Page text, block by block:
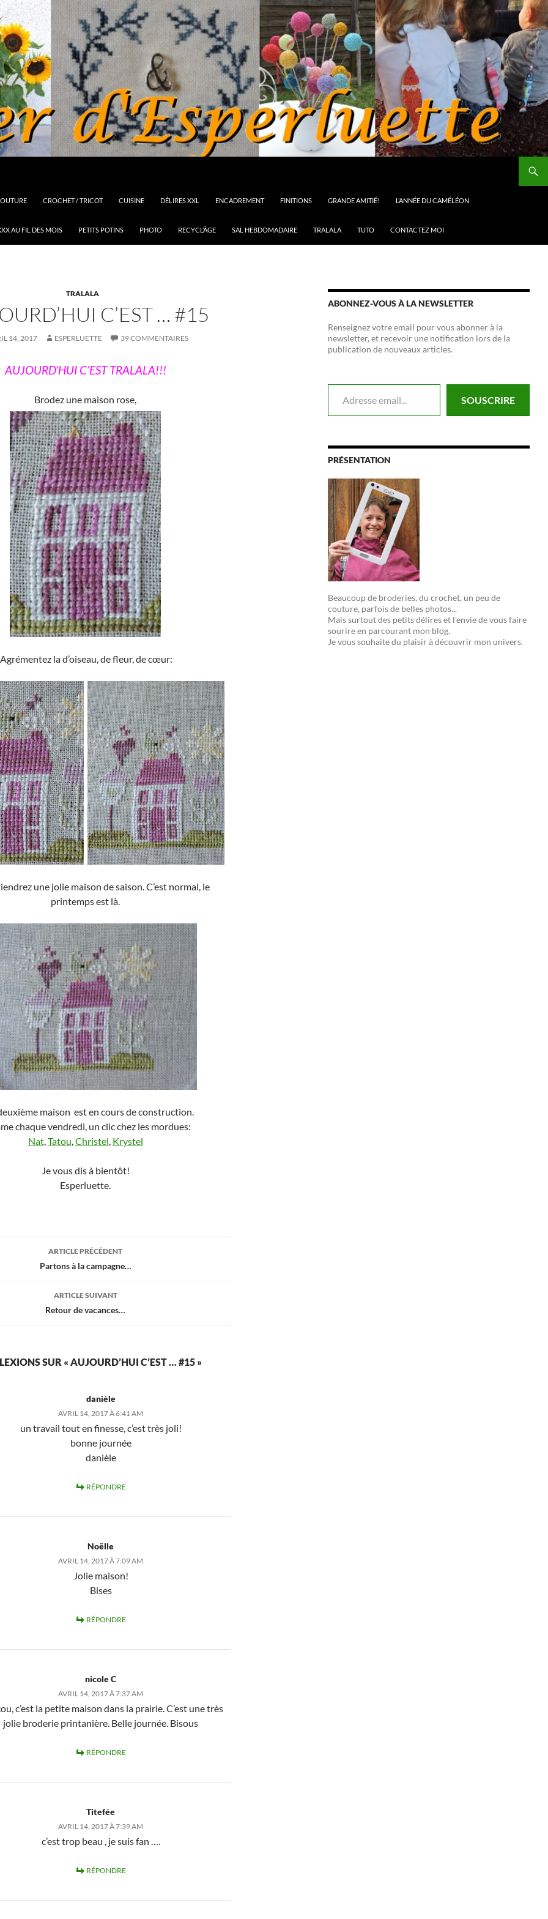
CROCHET / TRICOT CUISINE DÉLIRES XXL ENCADREMENT FINITIONS GRANDE AMITIÉ! L’ANNÉE DU CAMÉLÉON
AU FIL DES MOIS PETITS POTINS PHOTO RECYCL’ÂGE SAL HEBDOMADAIRE TRALALA TUTO CONTACTEZ MOI
TRALALA
C’EST … #15
14, 2017 ESPERLUETTE 39 COMMENTAIRES
AUJOURD’HUI C’EST TRALALA!!!
Brodez une maison rose,
Agrémentez la d’oiseau, de fleur, de cœur:
une jolie maison de saison. C’est normal, le
printemps est là.
maison est en cours de construction.
chaque vendredi, un clic chez les mordues:
Nat,Tatou,Christel, Krystel
Je vous dis à bientôt!
Esperluette.
ARTICLE PRÉCÉDENT
Partons à la campagne…
ARTICLE SUIVANT
Retour de vacances…
SUR « AUJOURD’HUI C’EST … #15 »
danièle
AVRIL 14, 2017 À 6:41 AM
un travail tout en finesse, c’est très joli!
bonne journée
danièle
RÉPONDRE
Noëlle
AVRIL 14, 2017 À 7:09 AM
Jolie maison!
Bises
RÉPONDRE
nicole C
AVRIL 14, 2017 À 7:37 AM
c’est la petite maison dans la prairie. C’est une très
jolie broderie printanière. Belle journée. Bisous
RÉPONDRE
Titefée
AVRIL 14, 2017 À 7:39 AM
c’est trop beau , je suis fan ….
RÉPONDRE
ABONNEZ-VOUS À LA NEWSLETTER
Renseignez votre email pour vous abonner à la
newsletter, et recevoir une notification lors de la
publication de nouveaux articles.
Adresse email...
SOUSCRIRE
PRÉSENTATION
Beaucoup de broderies, du crochet, un peu de
couture, parfois de belles photos...
Mais surtout des petits délires et l'envie de vous faire
sourire en parcourant mon blog.
Je vous souhaite du plaisir à découvrir mon univers.